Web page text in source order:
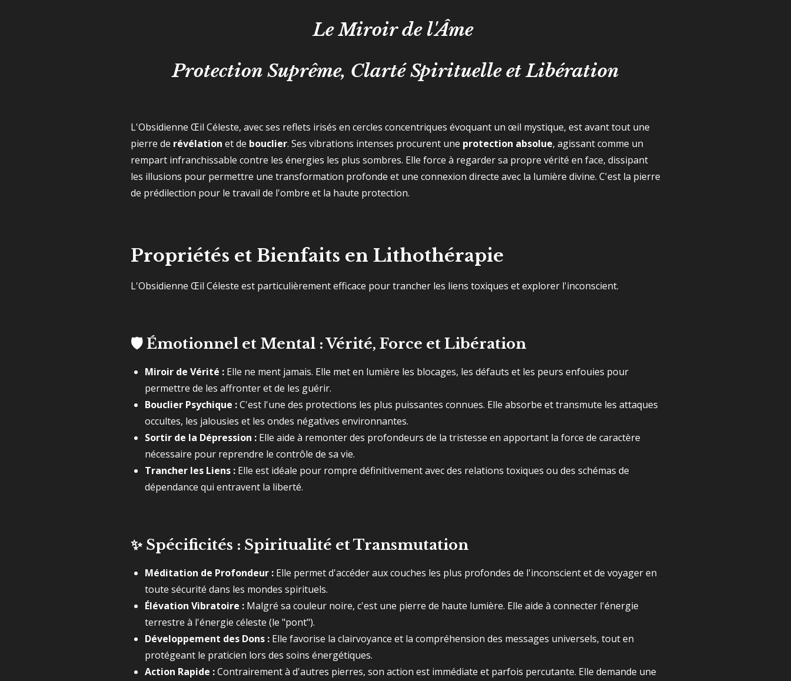
Le Miroir de l'Âme
Protection Suprême, Clarté Spirituelle et Libération
L'Obsidienne Œil Céleste, avec ses reflets irisés en cercles concentriques évoquant un œil mystique, est avant tout une
pierre de révélation et de bouclier. Ses vibrations intenses procurent une protection absolue, agissant comme un
rempart infranchissable contre les énergies les plus sombres. Elle force à regarder sa propre vérité en face, dissipant
les illusions pour permettre une transformation profonde et une connexion directe avec la lumière divine. C'est la pierre
de prédilection pour le travail de l'ombre et la haute protection.
Propriétés et Bienfaits en Lithothérapie
L'Obsidienne Œil Céleste est particulièrement efficace pour trancher les liens toxiques et explorer l'inconscient.
🛡️Émotionnel et Mental : Vérité, Force et Libération
Miroir de Vérité : Elle ne ment jamais. Elle met en lumière les blocages, les défauts et les peurs enfouies pour
permettre de les affronter et de les guérir.
Bouclier Psychique :C'est l'une des protections les plus puissantes connues. Elle absorbe et transmute les attaques
occultes, les jalousies et les ondes négatives environnantes.
Sortir de la Dépression : Elle aide à remonter des profondeurs de la tristesse en apportant la force de caractère
nécessaire pour reprendre le contrôle de sa vie.
Trancher les Liens : Elle est idéale pour rompre définitivement avec des relations toxiques ou des schémas de
dépendance qui entravent la liberté.
✨ Spécificités : Spiritualité et Transmutation
Méditation de Profondeur : Elle permet d'accéder aux couches les plus profondes de l'inconscient et de voyager en
toute sécurité dans les mondes spirituels.
Élévation Vibratoire : Malgré sa couleur noire, c'est une pierre de haute lumière. Elle aide à connecter l'énergie
terrestre à l'énergie céleste (le "pont").
Développement des Dons : Elle favorise la clairvoyance et la compréhension des messages universels, tout en
protégeant le praticien lors des soins énergétiques.
Action Rapide :Contrairement à d'autres pierres, son action est immédiate et parfois percutante. Elle demande une